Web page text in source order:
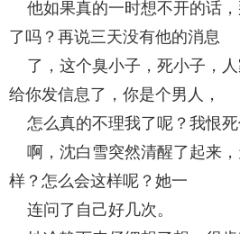
他如果真的一时想不开的话，
了吗？再说三天没有他的消息
了，这个臭小子，死小子，
给你发信息了，你是个男人，
怎么真的不理我了呢？我恨死
啊，沈白雪突然清醒了起来
样？怎么会这样呢？她一
连问了自己好几次。